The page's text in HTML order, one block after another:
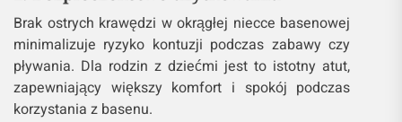
Brak ostrych krawędzi w okrągłej niecce basenowej
minimalizuje ryzyko kontuzji podczas zabawy czy
pływania. Dla rodzin z dziećmi jest to istotny atut,
zapewniający większy komfort i spokój podczas
korzystania z basenu.